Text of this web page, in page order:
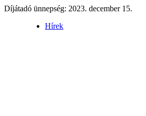
Díjátadó ünnepség: 2023. december 15.
Hírek